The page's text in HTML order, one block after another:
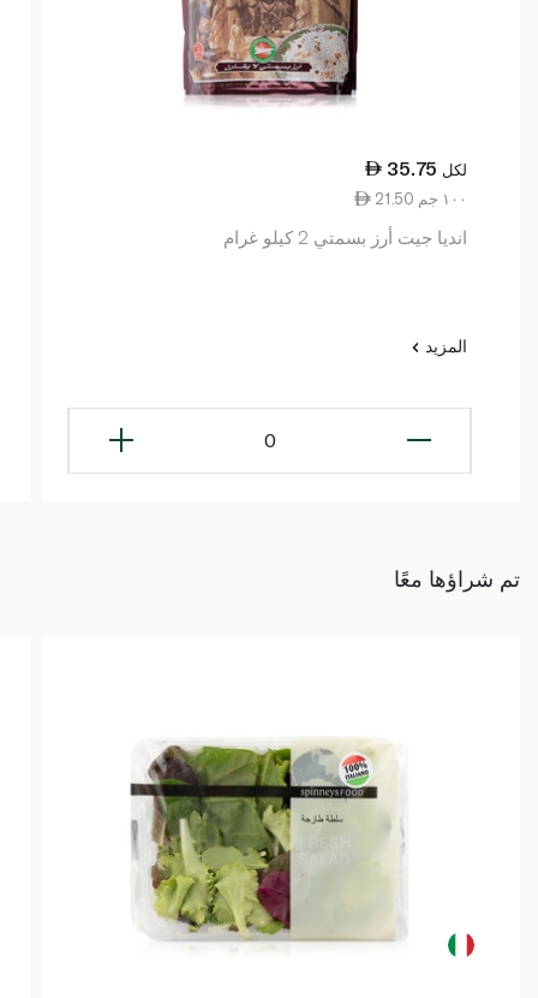
35.75 لكل
21.50 ١٠٠ جم
انديا جيت أرز بسمتي 2 كيلو غرام
المزيد
0
تم شراؤها معًا